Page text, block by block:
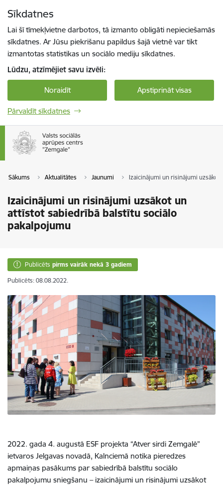
Sīkdatnes
Lai šī tīmekļvietne darbotos, tā izmanto obligāti nepieciešamās
sīkdatnes. Ar Jūsu piekrišanu papildus šajā vietnē var tikt
izmantotas statistikas un sociālo mediju sīkdatnes.
Lūdzu, atzīmējiet savu izvēli:
Noraidīt Apstiprināt visas
Pārvaldīt sīkdatnes
Sākums Aktualitātes Jaunumi Izaicinājumi un risinājumi
Izaicinājumi un risinājumi uzsākot un
attīstot sabiedrībā balstītu sociālo
pakalpojumu
Publicēts pirms vairāk nekā 3 gadiem
Publicēts: 08.08.2022.
2022. gada 4. augustā ESF projekta “Atver sirdi Zemgalē”
ietvaros Jelgavas novadā, Kalnciemā notika pieredzes
apmaiņas pasākums par sabiedrībā balstītu sociālo
pakalpojumu sniegšanu – izaicinājumi un risinājumi uzsākot